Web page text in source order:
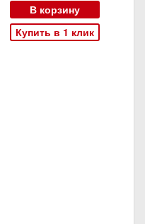
В корзину
Купить в 1 клик